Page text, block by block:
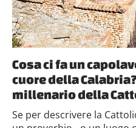
Cosa ci fa un
cuore della
millenario della
Se per descrivere la